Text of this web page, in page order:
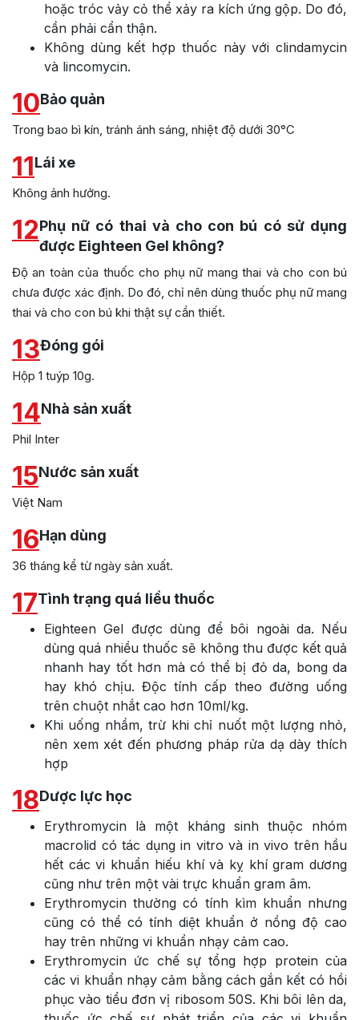
hoặc tróc vảy cỏ thể xảy ra kích ứng gộp. Do đó,
cần phải cẩn thận.
Không dùng kết hợp thuốc này với clindamycin
và lincomycin.
10Bảo quản
Trong bao bì kín, tránh ánh sáng, nhiệt độ dưới 30°C
11Lái xe
Không ảnh hưởng.
12Phụ nữ có thai và cho con bú có sử dụng
được Eighteen Gel không?
Độ an toàn của thuốc cho phụ nữ mang thai và cho con bú
chưa được xác định. Do đó, chỉ nên dùng thuốc phụ nữ mang
thai và cho con bú khi thật sự cần thiết.
13Đóng gói
Hộp 1 tuýp 10g.
14Nhà sản xuất
Phil Inter
15Nước sản xuất
Việt Nam
16Hạn dùng
36 tháng kể từ ngày sản xuất.
17Tình trạng quá liều thuốc
Eighteen Gel được dùng để bôi ngoài da. Nếu
dùng quá nhiều thuốc sẽ không thu được kết quả
nhanh hay tốt hơn mà có thể bị đỏ da, bong da
hay khó chịu. Độc tính cấp theo đường uống
trên chuột nhắt cao hơn 10ml/kg.
Khi uống nhầm, trừ khi chỉ nuốt một lượng nhỏ,
nên xem xét đến phương pháp rửa dạ dày thích
hợp
18Dược lực học
Erythromycin là một kháng sinh thuộc nhóm
macrolid có tác dụng in vitro và in vivo trên hầu
hết các vi khuẩn hiếu khí và kỵ khí gram dương
cũng như trên một vài trực khuẩn gram âm.
Erythromycin thường có tính kìm khuẩn nhưng
cũng có thể có tính diệt khuẩn ở nồng độ cao
hay trên những vi khuẩn nhạy cảm cao.
Erythromycin ức chế sự tổng hợp protein của
các vi khuẩn nhạy cảm bằng cách gắn kết có hồi
phục vào tiểu đơn vị ribosom 50S. Khi bôi lên da,